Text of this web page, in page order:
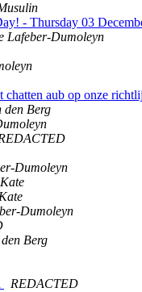
- Thursday 03
Lafeber-Dumoleyn
aub op onze
den Berg
Dumoleyn
Dumoleyn
Berg
REDACTED